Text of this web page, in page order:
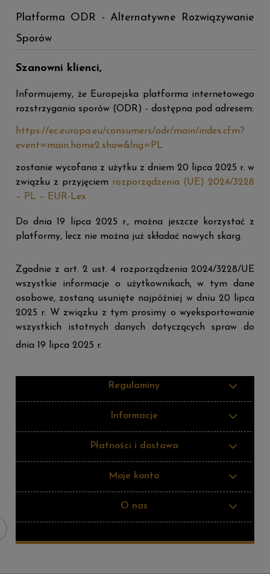
Platforma ODR - Alternatywne Rozwiązywanie
Sporów
Szanowni klienci,
Informujemy, że Europejska platforma internetowego
rozstrzygania sporów (ODR) - dostępna pod adresem:
https://ec.europa.eu/consumers/odr/main/index.cfm?
event=main.home2.show&lng=PL
zostanie wycofana z użytku z dniem 20 lipca 2025 r. w
związku z przyjęciem rozporządzenia (UE) 2024/3228
– PL – EUR-Lex
Do dnia 19 lipca 2025 r., można jeszcze korzystać z
platformy, lecz nie można już składać nowych skarg.
Zgodnie z art. 2 ust. 4 rozporządzenia 2024/3228/UE
wszystkie informacje o użytkownikach, w tym dane
osobowe, zostaną usunięte najpóźniej w dniu 20 lipca
2025 r. W związku z tym prosimy o wyeksportowanie
wszystkich istotnych danych dotyczących spraw do
dnia 19 lipca 2025 r.
Regulaminy
Informacje
Płatności i dostawa
Moje konto
O nas